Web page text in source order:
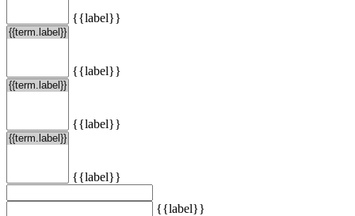
{{label}}
{{label}}
{{label}}
{{label}}
{{label}}